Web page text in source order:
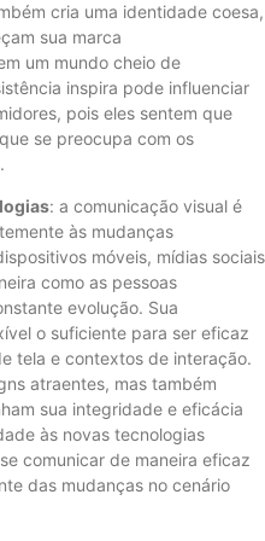
cria uma identidade coesa,
sua marca
um mundo cheio de
inspira pode influenciar
pois eles sentem que
se preocupa com os
: a comunicação visual é
às mudanças
móveis, mídias sociais
como as pessoas
evolução. Sua
o suficiente para ser eficaz
tela e contextos de interação.
atraentes, mas também
sua integridade e eficácia
às novas tecnologias
comunicar de maneira eficaz
das mudanças no cenário